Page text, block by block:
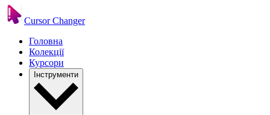
Cursor Changer
Головна
Колекції
Курсори
Інструменти